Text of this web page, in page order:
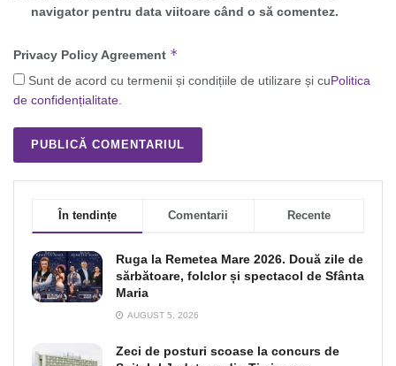
navigator pentru data viitoare când o să comentez.
Privacy Policy Agreement *
Sunt de acord cu termenii și condițiile de utilizare și cuPolitica
de confidențialitate.
În tendințe Comentarii Recente
Ruga la Remetea Mare 2026. Două zile de
sărbătoare, folclor și spectacol de Sfânta
Maria
AUGUST 5, 2026
Zeci de posturi scoase la concurs de